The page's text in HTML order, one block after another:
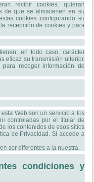
recibir cookies, quieran
de que se almacenen en su
cookies configurando su
recepción de cookies y para
en todo caso, carácter
eficaz su transmisión ulterior.
recoger información de
Web son un servicio a los
controladas por el titular de
los contenidos de esos sitios
de Privacidad. Si accede a
ser diferentes a la nuestra.
condiciones y